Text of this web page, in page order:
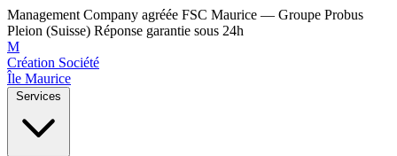
Management Company agréée FSC Maurice — Groupe Probus
Pleion (Suisse) Réponse garantie sous 24h
M
Création Société
Île Maurice